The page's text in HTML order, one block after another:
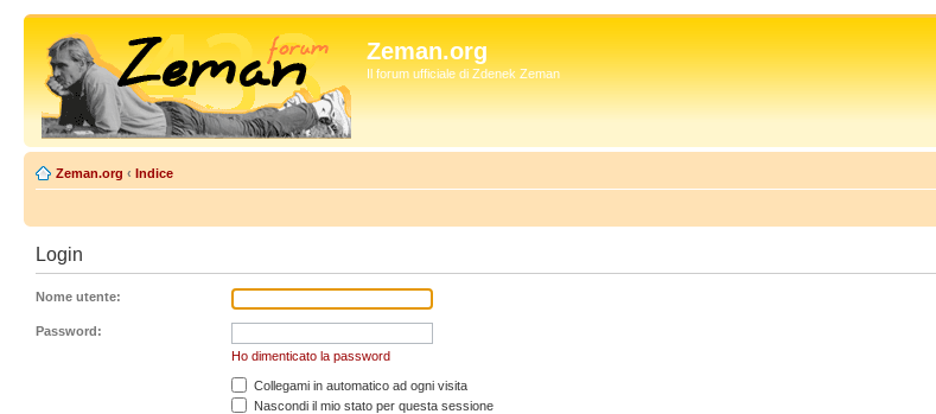
Zeman.org
Il forum ufficiale di Zdenek Zeman
Zeman.org ‹ Indice
Login
Nome utente:
Password:
Ho dimenticato la password
Collegami in automatico ad ogni visita
Nascondi il mio stato per questa sessione